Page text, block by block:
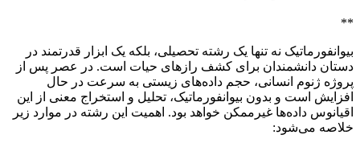
**
بیوانفورماتیک نه تنها یک رشته تحصیلی، بلکه یک ابزار قدرتمند در
دستان دانشمندان برای کشف رازهای حیات است. در عصر پس از
پروژه ژنوم انسانی، حجم داده‌های زیستی به سرعت در حال
افزایش است و بدون بیوانفورماتیک، تحلیل و استخراج معنی از این
اقیانوس داده‌ها غیرممکن خواهد بود. اهمیت این رشته در موارد زیر
خلاصه می‌شود: